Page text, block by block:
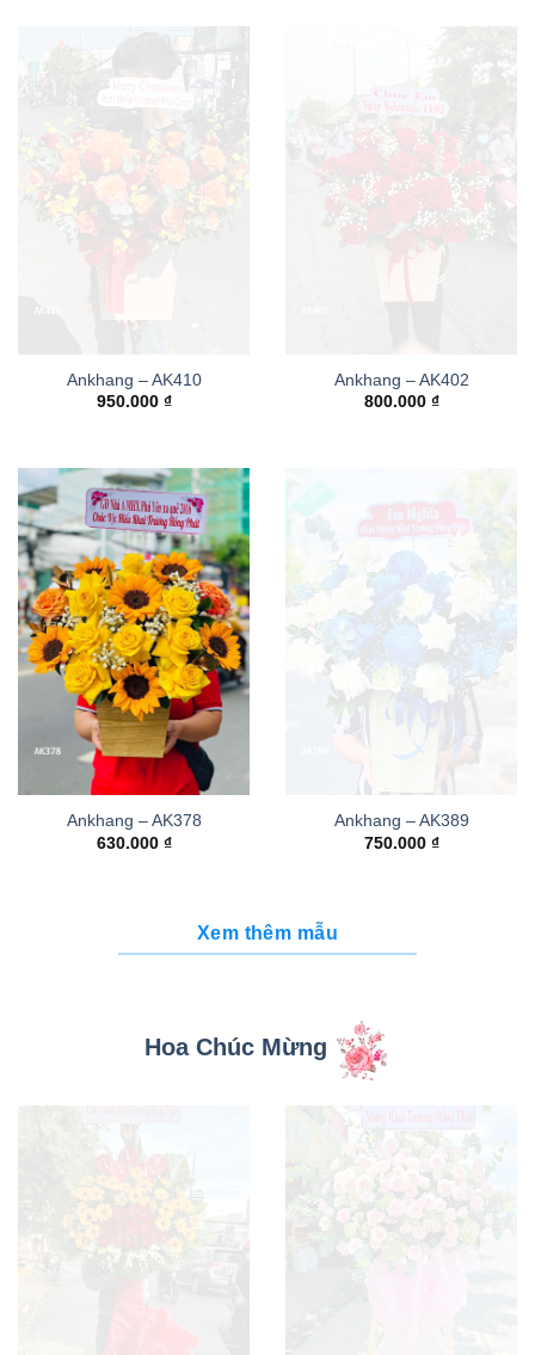
Ankhang – AK410
950.000 ₫
Ankhang – AK402
800.000 ₫
Ankhang – AK378
630.000 ₫
Ankhang – AK389
750.000 ₫
Xem thêm mẫu
Hoa Chúc Mừng